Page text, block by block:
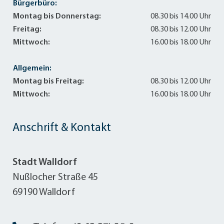
Änderung
vom 07.11 2017
Mehr erfahren
Anschrift & Kontakt
Stadt Walldorf
Nußlocher Straße 45
69190 Walldorf
Bürgerbüro:
Montag bis Donnerstag:
08.30 bis 14.00 Uhr
Freitag:
08.30 bis 12.00 Uhr
Mittwoch:
16.00 bis 18.00 Uhr
Allgemein:
Montag bis Freitag:
08.30 bis 12.00 Uhr
Mittwoch:
16.00 bis 18.00 Uhr